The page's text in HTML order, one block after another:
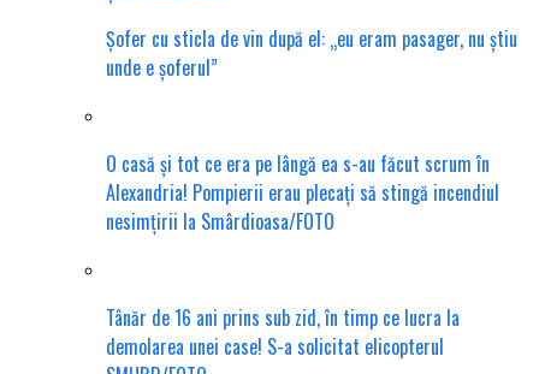
Șofer cu sticla de vin după el: „eu eram pasager, nu știu
unde e șoferul”
O casă și tot ce era pe lângă ea s-au făcut scrum în
Alexandria! Pompierii erau plecați să stingă incendiul
nesimțirii la Smârdioasa/FOTO
Tânăr de 16 ani prins sub zid, în timp ce lucra la
demolarea unei case! S-a solicitat elicopterul